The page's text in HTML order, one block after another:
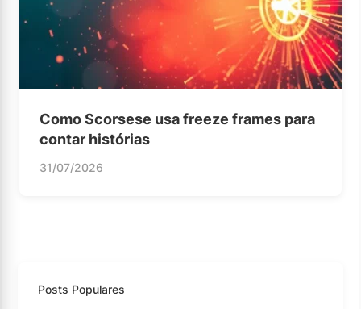
Como Scorsese usa freeze frames para
contar histórias
31/07/2026
Posts Populares